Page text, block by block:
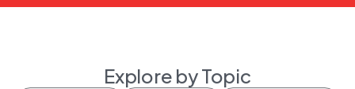
Explore by Topic